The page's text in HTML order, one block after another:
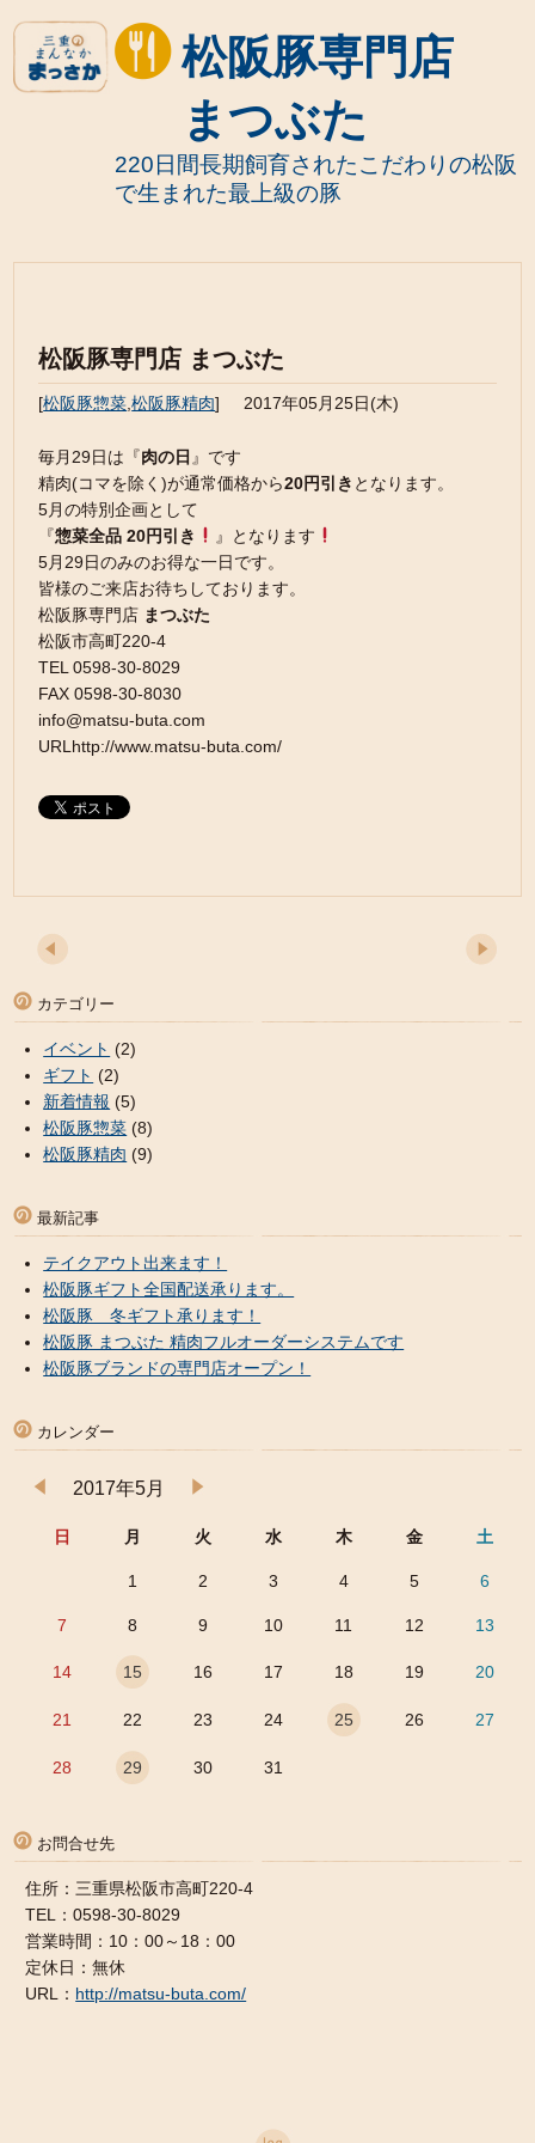
松阪豚専門店
まつぶた
220日間長期飼育されたこだわりの松阪
で生まれた最上級の豚
松阪豚専門店 まつぶた
[松阪豚惣菜 ,松阪豚精肉] 2017年05月25日(木)
毎月29日は『肉の日 』です
精肉(コマを除く)が通常価格から20円引き となります。
5月の特別企画として
『惣菜全品 20円引き
』となります
5月29日のみのお得な一日です。
皆様のご来店お待ちしております。
松阪豚専門店 まつぶた
松阪市高町220-4
TEL 0598-30-8029
FAX 0598-30-8030
info@matsu-buta.com
URLhttp://www.matsu-buta.com/
カテゴリー
イベント (2)
ギフト (2)
新着情報 (5)
松阪豚惣菜 (8)
松阪豚精肉 (9)
最新記事
テイクアウト出来ます！
松阪豚ギフト全国配送承ります。
松阪豚 冬ギフト承ります！
松阪豚 まつぶた 精肉フルオーダーシステムです
松阪豚ブランドの専門店オープン！
カレンダー
2017年5月
日 月 火 水 木 金 土
1 2 3 4 5 6
7 8 9 10 11 12 13
14 15 16 17 18 19 20
21 22 23 24 25 26 27
28 29 30 31
お問合せ先
住所：三重県松阪市高町220-4
TEL：0598-30-8029
営業時間：10：00～18：00
定休日：無休
URL： http://matsu-buta.com/